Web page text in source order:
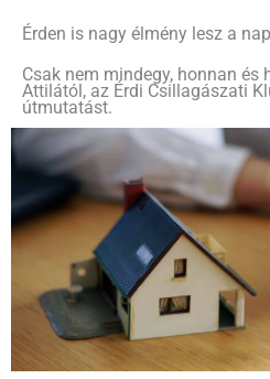
Érden is nagy élmény lesz a
Csak nem mindegy, honnan és
Attilától, az Érdi Csillagászati
útmutatást.